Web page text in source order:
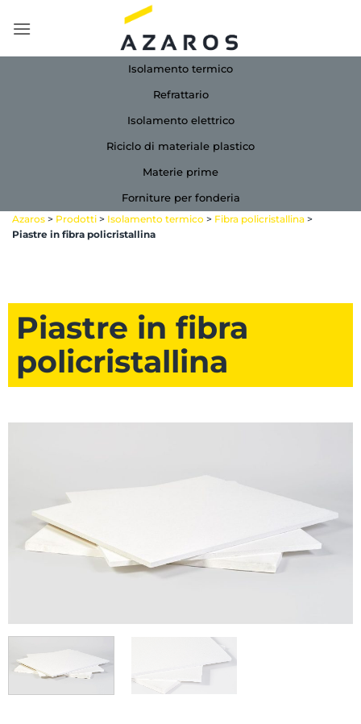
Isolamento termico
Refrattario
Isolamento elettrico
Riciclo di materiale plastico
Materie prime
Forniture per fonderia
Azaros > Prodotti > Isolamento termico > Fibra policristallina >
Piastre in fibra policristallina
Piastre in fibra
policristallina